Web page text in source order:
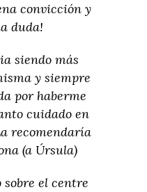
convicción y
duda!
siendo más
y siempre
por haberme
cuidado en
recomendaría
(a Úrsula)
el centre